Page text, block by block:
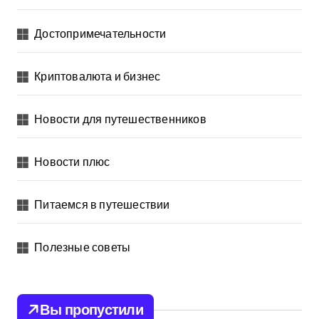
Достопримечательности
Криптовалюта и бизнес
Новости для путешественников
Новости плюс
Питаемся в путешествии
Полезные советы
Вы пропустили